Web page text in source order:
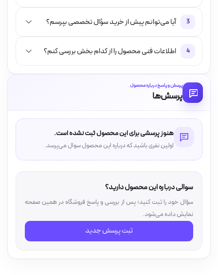
3 آیا می‌توانم پیش از خرید سؤال تخصصی بپرسم؟
4 اطلاعات فنی محصول را از کدام بخش بررسی کنم؟
پرسش و پاسخ درباره محصول
پرسش‌ها
هنوز پرسشی برای این محصول ثبت نشده است.
اولین نفری باشید که درباره این محصول سوال می‌پرسد.
سوالی درباره این محصول دارید؟
سؤال خود را ثبت کنید؛ پس از بررسی و پاسخ فروشگاه در همین صفحه
نمایش داده می‌شود.
ثبت پرسش جدید